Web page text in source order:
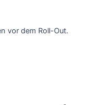
vor dem Roll-Out.